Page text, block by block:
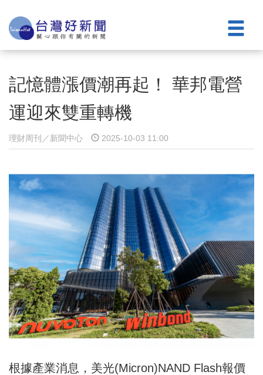
記憶體漲價潮再起！ 華邦電營
運迎來雙重轉機
理財周刊／新聞中心 2025-10-03 11:00
根據產業消息，美光(Micron)NAND Flash報價